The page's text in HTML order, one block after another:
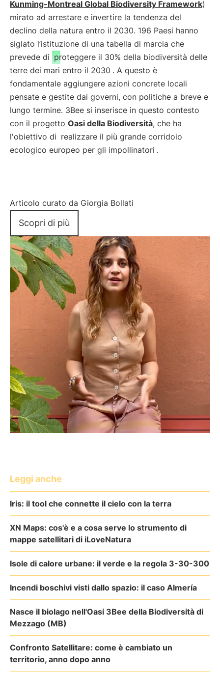
Kunming-Montreal Global Biodiversity Framework)
mirato ad arrestare e invertire la tendenza del
declino della natura entro il 2030. 196 Paesi hanno
siglato l’istituzione di una tabella di marcia che
prevede di proteggere il 30% della biodiversità delle
terre dei mari entro il 2030 . A questo è
fondamentale aggiungere azioni concrete locali
pensate e gestite dai governi, con politiche a breve e
lungo termine. 3Bee si inserisce in questo contesto
con il progetto Oasi della Biodiversità, che ha
l'obiettivo di realizzare il più grande corridoio
ecologico europeo per gli impollinatori .
Articolo curato da Giorgia Bollati
Scopri di più
Leggi anche
Iris: il tool che connette il cielo con la terra
XN Maps: cos'è e a cosa serve lo strumento di
mappe satellitari di iLoveNatura
Isole di calore urbane: il verde e la regola 3-30-300
Incendi boschivi visti dallo spazio: il caso Almería
Nasce il biolago nell'Oasi 3Bee della Biodiversità di
Mezzago (MB)
Confronto Satellitare: come è cambiato un
territorio, anno dopo anno